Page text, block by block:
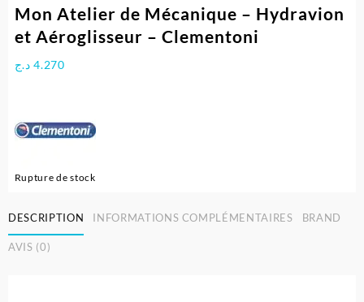
Mon Atelier de Mécanique – Hydravion
et Aéroglisseur – Clementoni
4.270 د.ج
Rupture de stock
DESCRIPTION INFORMATIONS COMPLÉMENTAIRES BRAND
AVIS (0)